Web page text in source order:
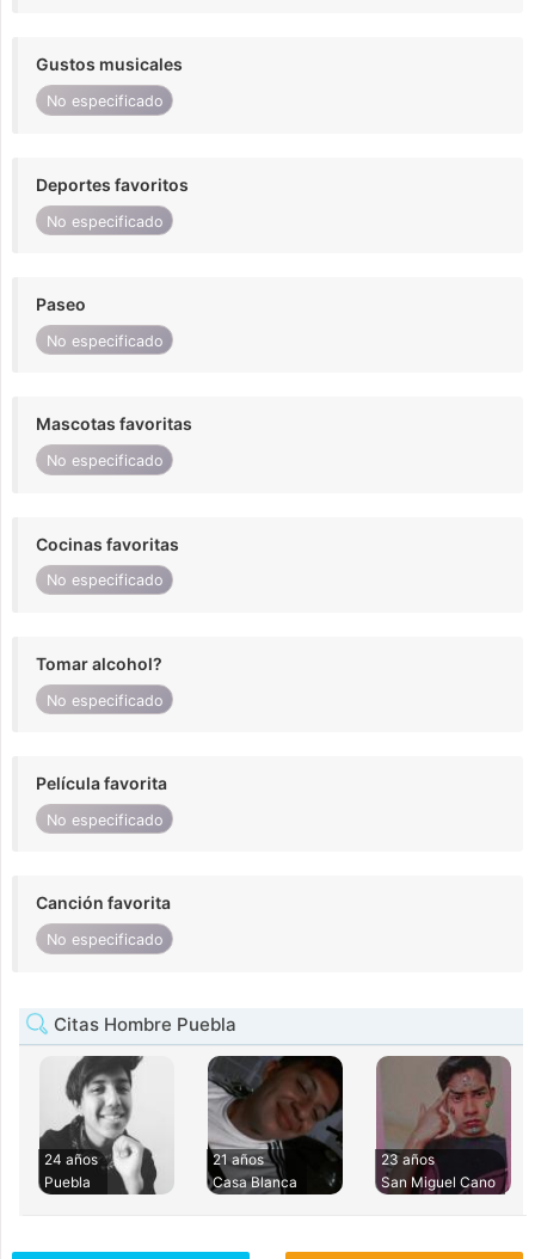
Gustos musicales
No especificado
Deportes favoritos
No especificado
Paseo
No especificado
Mascotas favoritas
No especificado
Cocinas favoritas
No especificado
Tomar alcohol?
No especificado
Película favorita
No especificado
Canción favorita
No especificado
Citas Hombre Puebla
24 años
Puebla
21 años
Casa Blanca
23 años
San Miguel Cano